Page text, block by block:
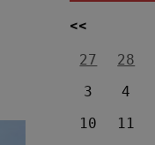
<<
27
28
3
4
10
11